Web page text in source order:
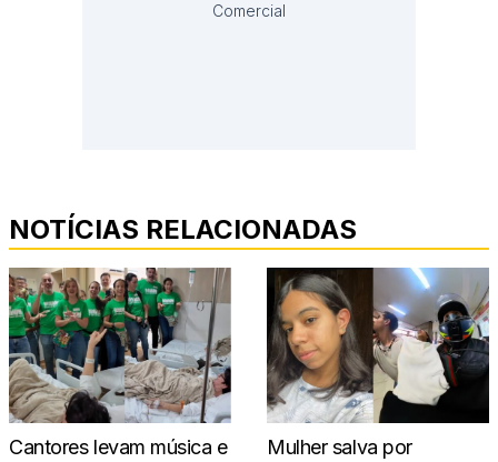
Comercial
NOTÍCIAS RELACIONADAS
Cantores levam música e
Mulher salva por